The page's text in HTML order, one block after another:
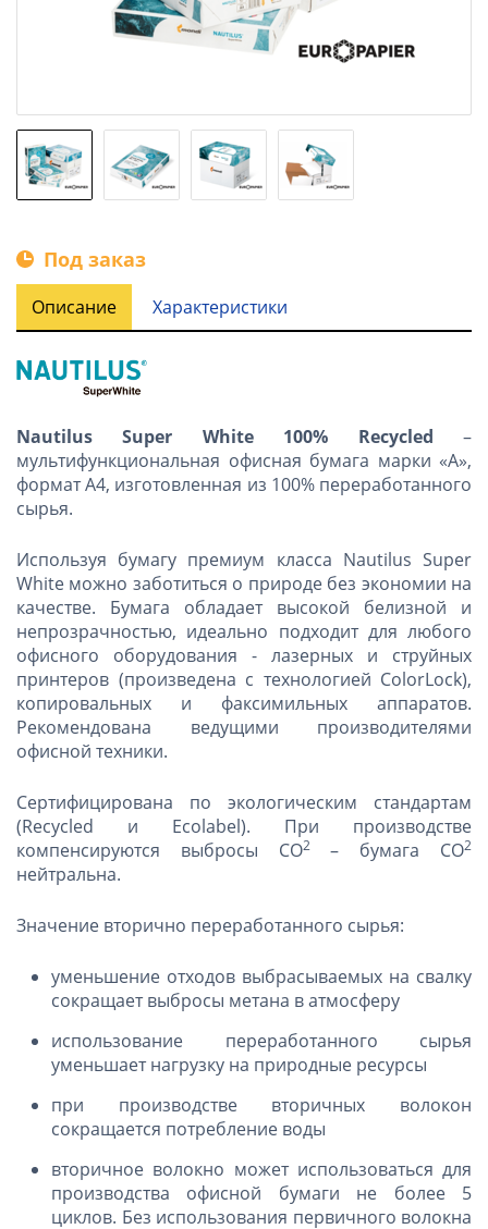
Под заказ
Описание Характеристики
Nautilus Super White100% Recycled
–
мультифункциональная офисная бумага марки «А»,
формат А4, изготовленная из 100% переработанного
сырья.
Используя бумагу премиум класса Nautilus Super
White можно заботиться о природе без экономии на
качестве. Бумага обладает высокой белизной и
непрозрачностью, идеально подходит для любого
офисного оборудования - лазерных и струйных
принтеров (произведена с технологией ColorLoсk),
копировальных и факсимильных аппаратов.
Рекомендована ведущими производителями
офисной техники.
Сертифицирована по экологическим стандартам
(Recycled и Ecolabel). При производстве
компенсируются выбросы СО2– бумага СО2
нейтральна.
Значение вторично переработанного сырья:
уменьшение отходов выбрасываемых на свалку
сокращает выбросы метана в атмосферу
использование переработанного сырья
уменьшает нагрузку на природные ресурсы
при производстве вторичных волокон
сокращается потребление воды
вторичное волокно может использоваться для
производства офисной бумаги не более 5
циклов. Без использования первичного волокна